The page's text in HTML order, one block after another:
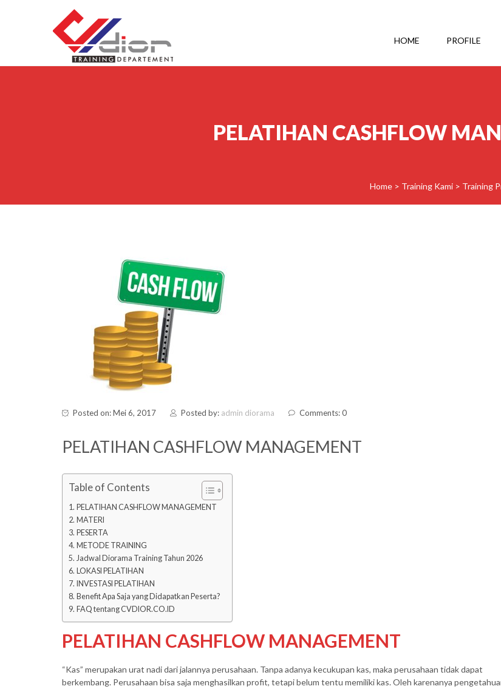
HOME PROFILE
PELATIHAN CASHFLOW
Home > Training Kami > Training
Posted on: Mei 6, 2017 Posted by: admin diorama Comments: 0
PELATIHAN CASHFLOW MANAGEMENT
Table of Contents
PELATIHAN CASHFLOW MANAGEMENT
MATERI
PESERTA
METODE TRAINING
Jadwal Diorama Training Tahun 2026
LOKASI PELATIHAN
INVESTASI PELATIHAN
Benefit Apa Saja yang Didapatkan Peserta?
FAQ tentang CVDIOR.CO.ID
PELATIHAN CASHFLOW MANAGEMENT
“Kas” merupakan urat nadi dari jalannya perusahaan. Tanpa adanya kecukupan kas, maka perusahaan tidak dapat
berkembang. Perusahaan bisa saja menghasilkan profit, tetapi belum tentu memiliki kas. Oleh karenanya